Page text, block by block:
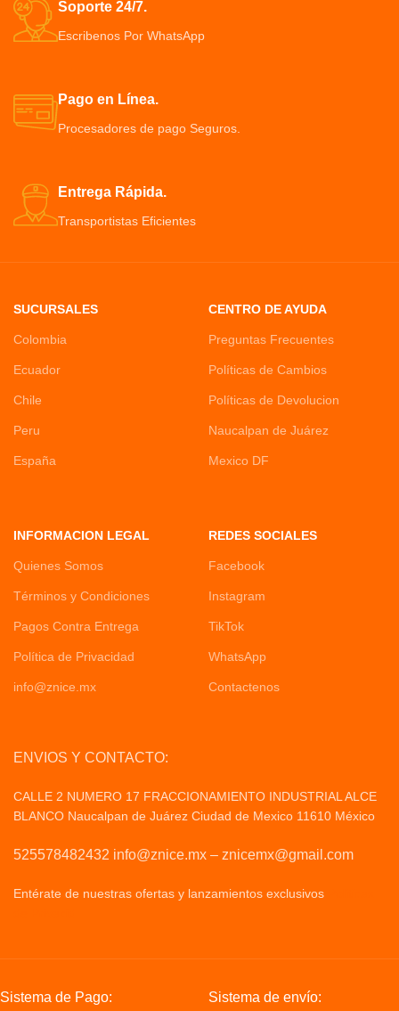
Soporte 24/7.
Escribenos Por WhatsApp
Pago en Línea.
Procesadores de pago Seguros.
Entrega Rápida.
Transportistas Eficientes
SUCURSALES
Colombia
Ecuador
Chile
Peru
España
CENTRO DE AYUDA
Preguntas Frecuentes
Políticas de Cambios
Políticas de Devolucion
Naucalpan de Juárez
Mexico DF
INFORMACION LEGAL
Quienes Somos
Términos y Condiciones
Pagos Contra Entrega
Política de Privacidad
info@znice.mx
REDES SOCIALES
Facebook
Instagram
TikTok
WhatsApp
Contactenos
ENVIOS Y CONTACTO:
CALLE 2 NUMERO 17 FRACCIONAMIENTO INDUSTRIAL ALCE
BLANCO Naucalpan de Juárez Ciudad de Mexico 11610 México
525578482432 info@znice.mx – znicemx@gmail.com
Entérate de nuestras ofertas y lanzamientos exclusivos
Sistema de Pago: Sistema de envío: